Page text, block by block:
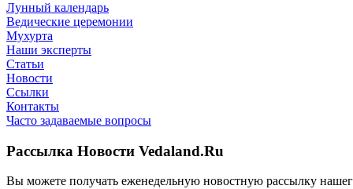
Лунный календарь
Ведические церемонии
Мухурта
Наши эксперты
Статьи
Новости
Ссылки
Контакты
Часто задаваемые вопросы
Рассылка Новости Vedaland.Ru
Вы можете получать еженедельную новостную рассылку